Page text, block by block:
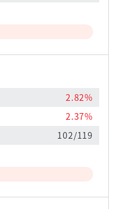
2.82%
2.37%
102/119